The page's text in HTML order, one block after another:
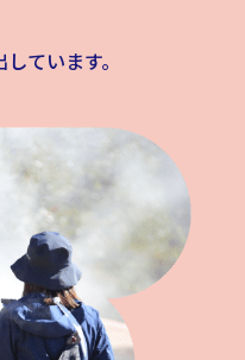
ています。